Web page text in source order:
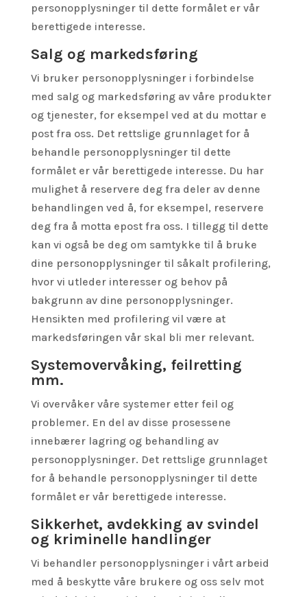
personopplysninger til dette formålet er vår
berettigede interesse.
Salg og markedsføring
Vi bruker personopplysninger i forbindelse
med salg og markedsføring av våre produkter
og tjenester, for eksempel ved at du mottar e
post fra oss. Det rettslige grunnlaget for å
behandle personopplysninger til dette
formålet er vår berettigede interesse. Du har
mulighet å reservere deg fra deler av denne
behandlingen ved å, for eksempel, reservere
deg fra å motta epost fra oss. I tillegg til dette
kan vi også be deg om samtykke til å bruke
dine personopplysninger til såkalt profilering,
hvor vi utleder interesser og behov på
bakgrunn av dine personopplysninger.
Hensikten med profilering vil være at
markedsføringen vår skal bli mer relevant.
Systemovervåking, feilretting
mm.
Vi overvåker våre systemer etter feil og
problemer. En del av disse prosessene
innebærer lagring og behandling av
personopplysninger. Det rettslige grunnlaget
for å behandle personopplysninger til dette
formålet er vår berettigede interesse.
Sikkerhet, avdekking av svindel
og kriminelle handlinger
Vi behandler personopplysninger i vårt arbeid
med å beskytte våre brukere og oss selv mot